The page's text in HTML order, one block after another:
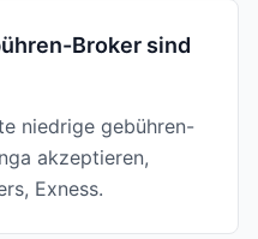
Broker sind
niedrige gebühren-
akzeptieren,
Exness.